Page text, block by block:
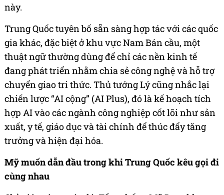
này.
Trung Quốc tuyên bố sẵn sàng hợp tác với các quốc
gia khác, đặc biệt ở khu vực Nam Bán cầu, một
thuật ngữ thường dùng để chỉ các nền kinh tế
đang phát triển nhằm chia sẻ công nghệ và hỗ trợ
chuyển giao tri thức. Thủ tướng Lý cũng nhắc lại
chiến lược “AI cộng” (AI Plus), đó là kế hoạch tích
hợp AI vào các ngành công nghiệp cốt lõi như sản
xuất, y tế, giáo dục và tài chính để thúc đẩy tăng
trưởng và hiện đại hóa.
Mỹ muốn dẫn đầu trong khi Trung Quốc kêu gọi đi
cùng nhau